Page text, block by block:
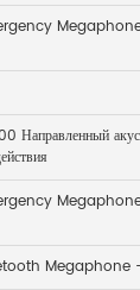
Направленный
Megaphone